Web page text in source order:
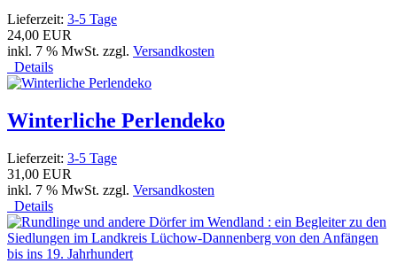
Lieferzeit: 3-5 Tage
24,00 EUR
inkl. 7 % MwSt. zzgl. Versandkosten
Details
Winterliche Perlendeko
Lieferzeit: 3-5 Tage
31,00 EUR
inkl. 7 % MwSt. zzgl. Versandkosten
Details